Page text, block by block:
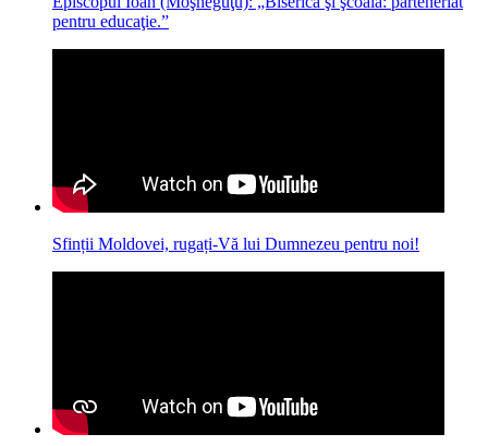
pentru educaţie.”
Sfinții Moldovei, rugați-Vă lui Dumnezeu pentru noi!